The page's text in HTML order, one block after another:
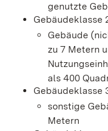
genutzte
Gebäudeklasse
Gebäude
zu 7 Metern
als 400
Gebäudeklasse
sonstige
Metern